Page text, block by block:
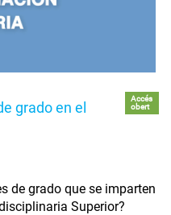
grado en el
Accés
obert
de grado que se imparten
Superior?